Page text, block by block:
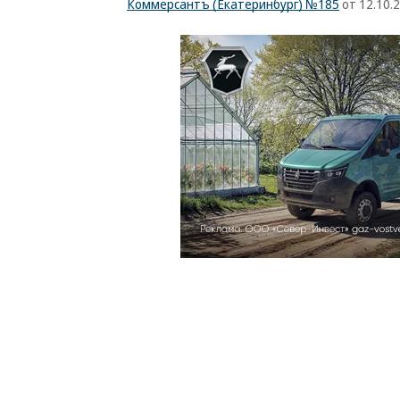
Коммерсантъ (Екатеринбург) №185 от